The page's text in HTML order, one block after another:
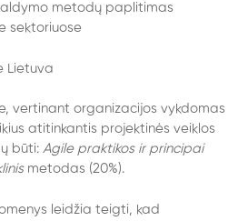
metodų paplitimas
sektoriuose
Lietuva
vertinant organizacijos vykdomas
atitinkantis projektinės veiklos
būti: Agile praktikos ir principai
metodas (20%).
leidžia teigti, kad